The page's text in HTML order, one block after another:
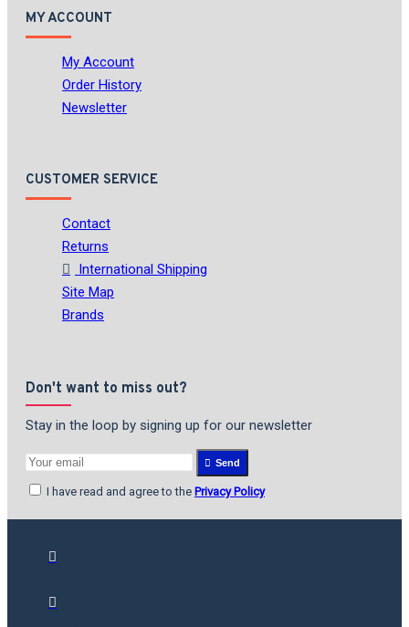
MY ACCOUNT
My Account
Order History
Newsletter
CUSTOMER SERVICE
Contact
Returns
International Shipping
Site Map
Brands
Don't want to miss out?
Stay in the loop by signing up for our newsletter
Send
I have read and agree to the Privacy Policy